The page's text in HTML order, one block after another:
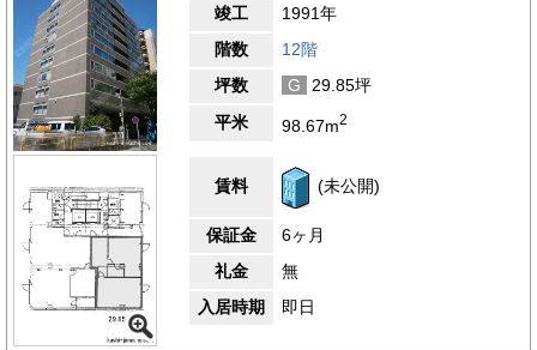
ます。海風を感じながら散歩や休憩ができる場所が多く、ビジネ
ス街にありながらも自然を感じられる環境は、働く人々にとって
大きな魅力です。昼休みや仕事終わりにリフレッシュできる憩い
の場として、多くの人々に親しまれています。また、関内駅方面
に向かえば、横浜スタジアムや伊勢佐木町商店街などのにぎやか
なエリアも近く、仕事と生活のバランスを取りやすい立地です。
横浜の中心地でありながら、落ち着いた街並みと利便性が共存す
る環境は、オフィスワーカーにとって非常に働きやすい条件が揃
っています。総合的に見ると、PROSTYLE横浜馬車道の周辺
は、歴史・文化・自然・利便性のすべてが融合した理想的なロケ
ーションです。洗練された街並みと開放的な海辺の景観が調和
し、横浜らしい上質な雰囲気の中で働ける環境は、企業のブラン
ド価値を高めるとともに、働く人々に快適で誇りを感じられる日
常をもたらすエリアといえます。
竣工
1991年
階数
12階
坪数
G
29.85坪
平米
98.67m2
賃料 (未公開)
保証金
6ヶ月
礼金
無
入居時期
即日